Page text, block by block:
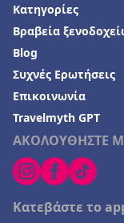
ΑΚΟΛΟΥΘΗΣΤΕ
Κατεβάστε το
Κατηγορίες
Βραβεία
Blog
Συχνές Ερωτήσεις
Επικοινωνία
Travelmyth GPT